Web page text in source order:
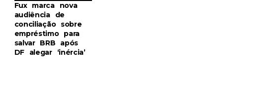
Fux marca nova
audiência de
conciliação sobre
empréstimo para
salvar BRB após
DF alegar ‘inércia’